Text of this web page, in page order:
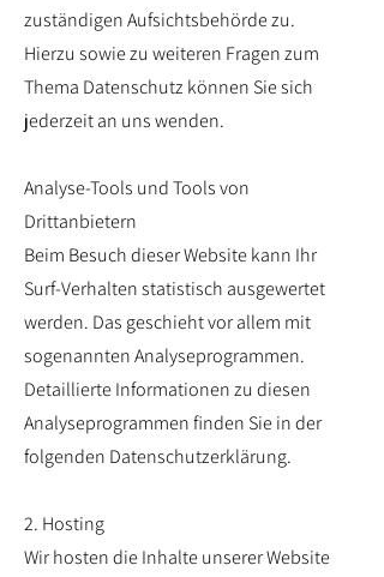
zuständigen Aufsichtsbehörde zu.
Hierzu sowie zu weiteren Fragen zum
Thema Datenschutz können Sie sich
jederzeit an uns wenden.
Analyse-Tools und Tools von
Drittanbietern
Beim Besuch dieser Website kann Ihr
Surf-Verhalten statistisch ausgewertet
werden. Das geschieht vor allem mit
sogenannten Analyseprogrammen.
Detaillierte Informationen zu diesen
Analyseprogrammen finden Sie in der
folgenden Datenschutzerklärung.
2. Hosting
Wir hosten die Inhalte unserer Website